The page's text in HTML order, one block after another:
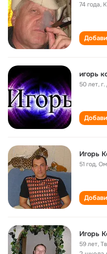
74 года,
игорь
50 лет,
Игорь
51 год,
Игорь
59 лет,